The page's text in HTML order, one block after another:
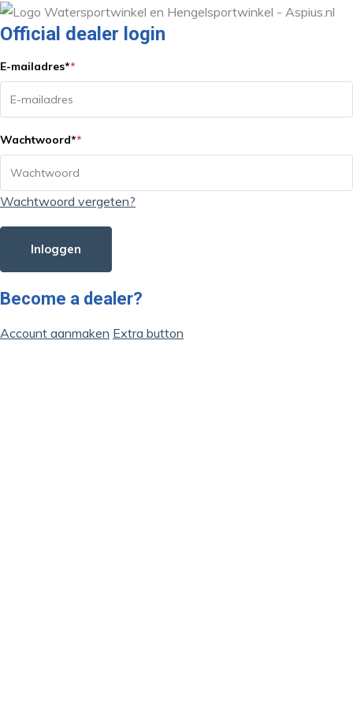
Official dealer login
E-mailadres**
Wachtwoord**
Wachtwoord vergeten?
Inloggen
Become a dealer?
Account aanmaken Extra button